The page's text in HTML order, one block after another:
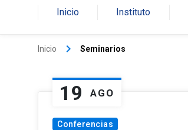
Inicio Instituto
Inicio keyboard_arrow_right Seminarios
19 AGO
Conferencias